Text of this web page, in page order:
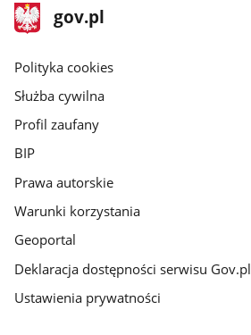
stopka
gov.pl
Strona
gov.pl
gov.pl
Polityka cookies
Służba cywilna
Profil zaufany
BIP
Prawa autorskie
Warunki korzystania
Geoportal
Deklaracja dostępności serwisu Gov.pl
Ustawienia prywatności